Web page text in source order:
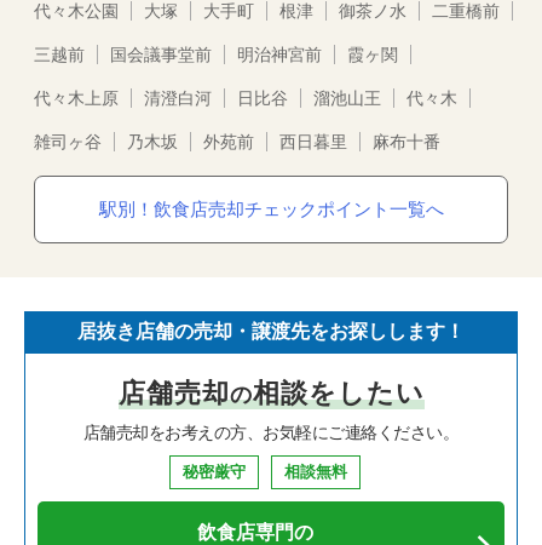
代々木公園 大塚 大手町 根津 御茶ノ水 二重橋前
三越前 国会議事堂前 明治神宮前 霞ヶ関
代々木上原 清澄白河 日比谷 溜池山王 代々木
雑司ヶ谷 乃木坂 外苑前 西日暮里 麻布十番
駅別！飲食店売却チェックポイント一覧へ
居抜き店舗の売却・譲渡先をお探しします！
店舗売却の相談をしたい
店舗売却をお考えの方、お気軽にご連絡ください。
秘密厳守 相談無料
飲食店専門の